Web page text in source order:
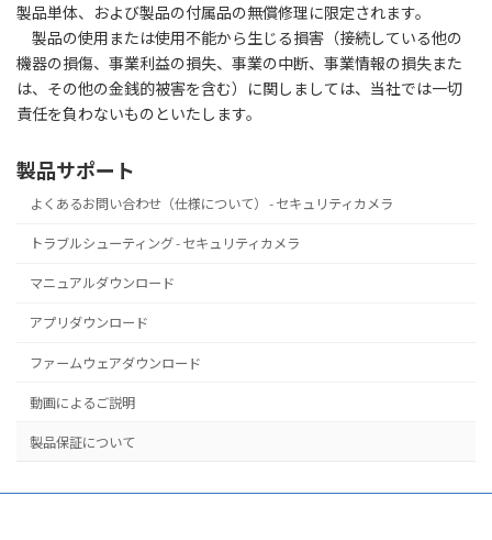
製品単体、および製品の付属品の無償修理に限定されます。
製品の使用または使用不能から生じる損害（接続している他の
機器の損傷、事業利益の損失、事業の中断、事業情報の損失また
は、その他の金銭的被害を含む）に関しましては、当社では一切
責任を負わないものといたします。
製品サポート
よくあるお問い合わせ（仕様について） - セキュリティカメラ
トラブルシューティング - セキュリティカメラ
マニュアルダウンロード
アプリダウンロード
ファームウェアダウンロード
動画によるご説明
製品保証について